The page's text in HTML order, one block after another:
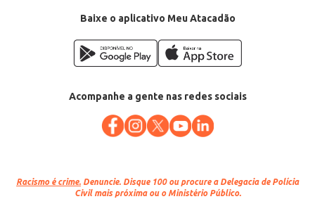
Baixe o aplicativo Meu Atacadão
Acompanhe a gente nas redes sociais
Racismo é crime. Denuncie. Disque 100 ou procure a Delegacia de Polícia
Civil mais próxima ou o Ministério Público.